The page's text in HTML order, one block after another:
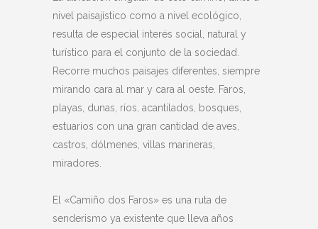
nivel paisajístico como a nivel ecológico,
resulta de especial interés social, natural y
turístico para el conjunto de la sociedad.
Recorre muchos paisajes diferentes, siempre
mirando cara al mar y cara al oeste. Faros,
playas, dunas, ríos, acantilados, bosques,
estuarios con una gran cantidad de aves,
castros, dólmenes, villas marineras,
miradores.
El «Camiño dos Faros» es una ruta de
senderismo ya existente que lleva años